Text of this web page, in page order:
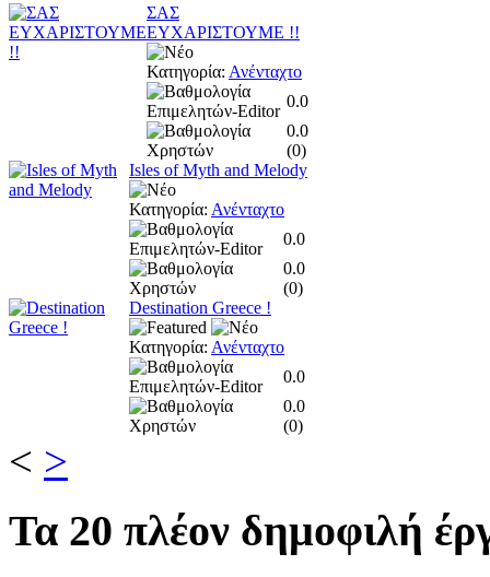
ΣΑΣ
ΕΥΧΑΡΙΣΤΟΥΜΕ !!
Κατηγορία: Ανένταχτο
0.0
0.0
(0)
Isles of Myth and Melody
Κατηγορία: Ανένταχτο
0.0
0.0
(0)
Destination Greece !
Κατηγορία: Ανένταχτο
0.0
0.0
(0)
< >
Τα 20 πλέον δημοφιλή